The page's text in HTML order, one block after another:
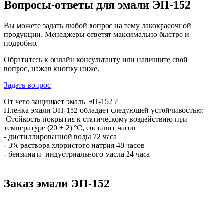
Вопросы-ответы для эмали ЭП-152
Вы можете задать любой вопрос на тему лакокрасочной
продукции. Менеджеры ответят максимально быстро и
подробно.
Обратитесь к онлайн консультанту или напишите свой
вопрос, нажав кнопку ниже.
Задать вопрос
От чего защищает эмаль ЭП-152 ?
Пленка эмали ЭП-152 обладает следующей устойчивостью:
Стойкость покрытия к статическому воздействию при
температуре (20 ± 2) °С, составит часов
- дистиллированной воды 72 часа
- 3% раствора хлористого натрия 48 часов
- бензина и индустриального масла 24 часа
Заказ эмали ЭП-152